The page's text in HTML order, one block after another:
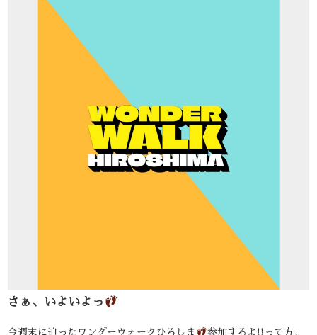
さぁ、いよいよっ
今週末に迫ったワンダーウォークひろしま 参加するよ!!って方、